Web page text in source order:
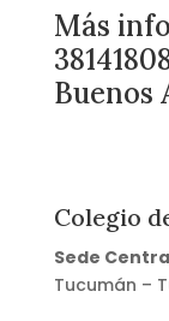
Más
Buenos
Colegio
Sede
Tucumán –